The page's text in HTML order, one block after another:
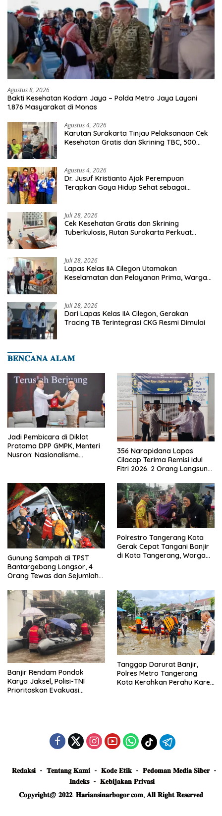
Agustus 8, 2026
Bakti Kesehatan Kodam Jaya – Polda Metro Jaya Layani
1.876 Masyarakat di Monas
Agustus 4, 2026
Karutan Surakarta Tinjau Pelaksanaan Cek
Kesehatan Gratis dan Skrining TBC, 500
Agustus 4, 2026
Dr. Jusuf Kristianto Ajak Perempuan
Terapkan Gaya Hidup Sehat sebagai
Juli 28, 2026
Cek Kesehatan Gratis dan Skrining
Tuberkulosis, Rutan Surakarta Perkuat
Juli 28, 2026
Lapas Kelas IIA Cilegon Utamakan
Keselamatan dan Pelayanan Prima, Warga
Juli 28, 2026
Dari Lapas Kelas IIA Cilegon, Gerakan
Tracing TB Terintegrasi CKG Resmi Dimulai
𝐁𝐄𝐍𝐂𝐀𝐍𝐀 𝐀𝐋𝐀𝐌
Jadi Pembicara di Diklat
Pratama DPP GMPK, Menteri
Nusron: Nasionalisme
356 Narapidana Lapas
Cilacap Terima Remisi Idul
Fitri 2026. 2 Orang Langsung
Gunung Sampah di TPST
Bantargebang Longsor, 4
Orang Tewas dan Sejumlah
Polrestro Tangerang Kota
Gerak Cepat Tangani Banjir
di Kota Tangerang, Warga
Banjir Rendam Pondok
Karya Jaksel, Polisi-TNI
Prioritaskan Evakuasi
Tanggap Darurat Banjir,
Polres Metro Tangerang
Kota Kerahkan Perahu Karet
𝐑𝐞𝐝𝐚𝐤𝐬𝐢 𝐓𝐞𝐧𝐭𝐚𝐧𝐠 𝐊𝐚𝐦𝐢 𝐊𝐨𝐝𝐞 𝐄𝐭𝐢𝐤
𝐏𝐞𝐝𝐨𝐦𝐚𝐧 𝐌𝐞𝐝𝐢𝐚 𝐒𝐢𝐛𝐞𝐫
𝐈𝐧𝐝𝐞𝐤𝐬
𝐊𝐞𝐛𝐢𝐣𝐚𝐤𝐚𝐧 𝐏𝐫𝐢𝐯𝐚𝐬𝐢
𝐂𝐨𝐩𝐲𝐫𝐢𝐠𝐡𝐭@ 𝟐𝟎𝟐𝟐. 𝐇𝐚𝐫𝐢𝐚𝐧𝐬𝐢𝐧𝐚𝐫𝐛𝐨𝐠𝐨𝐫.𝐜𝐨𝐦, 𝐀𝐥𝐥 𝐑𝐢𝐠𝐡𝐭 𝐑𝐞𝐬𝐞𝐫𝐯𝐞𝐝